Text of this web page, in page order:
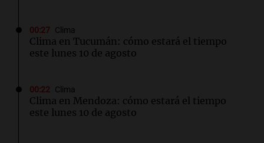
00:27 Clima
Clima en Tucumán: cómo estará el tiempo
este lunes 10 de agosto
00:22 Clima
Clima en Mendoza: cómo estará el tiempo
este lunes 10 de agosto